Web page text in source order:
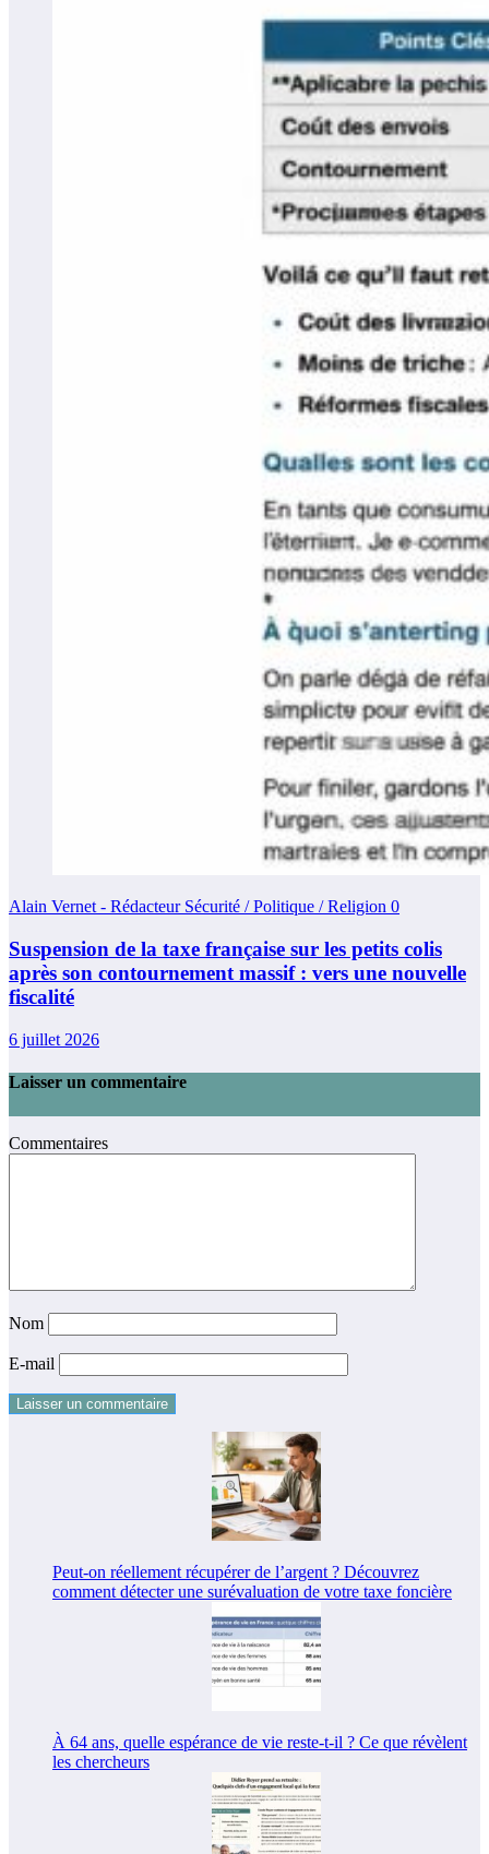
Alain Vernet - Rédacteur Sécurité / Politique / Religion 0
Suspension de la taxe française sur les petits colis
après son contournement massif : vers une nouvelle
fiscalité
6 juillet 2026
Laisser un commentaire
Commentaires
Nom
E-mail
Peut-on réellement récupérer de l’argent ? Découvrez
comment détecter une surévaluation de votre taxe foncière
À 64 ans, quelle espérance de vie reste-t-il ? Ce que révèlent
les chercheurs